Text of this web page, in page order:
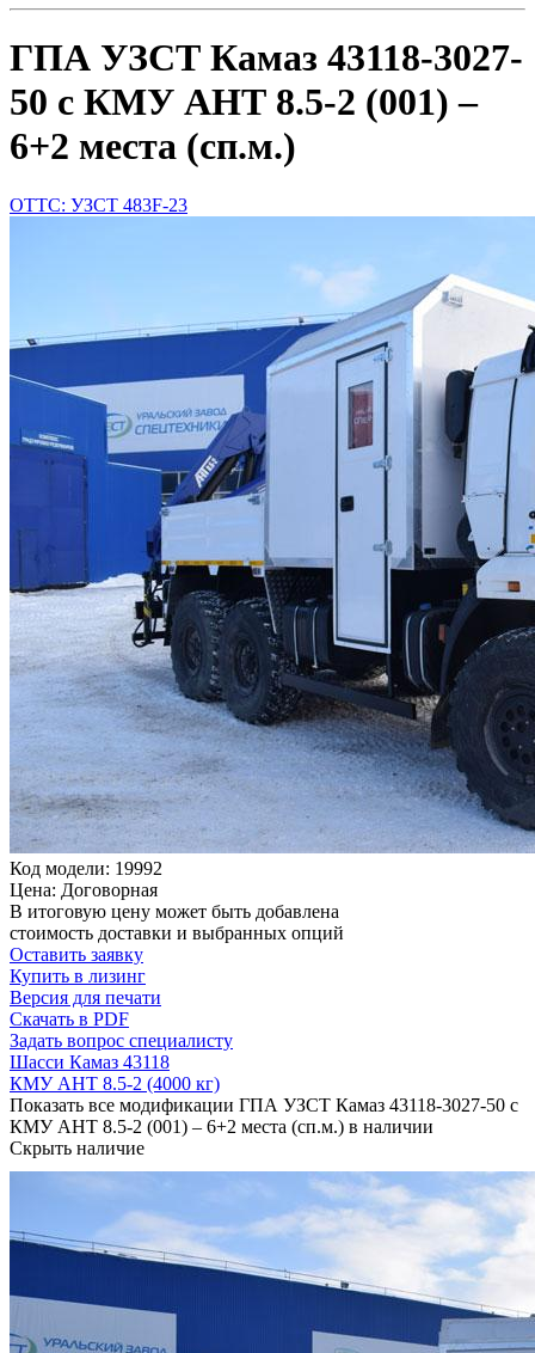
ГПА УЗСТ Камаз 43118-3027-
50 с КМУ АНТ 8.5-2 (001) –
6+2 места (сп.м.)
ОТТС: УЗСТ 483F-23
Код модели: 19992
Цена: Договорная
В итоговую цену может быть добавлена
стоимость доставки и выбранных опций
Оставить заявку
Купить в лизинг
Версия для печати
Скачать в PDF
Задать вопрос специалисту
Шасси Камаз 43118
КМУ АНТ 8.5-2 (4000 кг)
Показать все модификации ГПА УЗСТ Камаз 43118-3027-50 с
КМУ АНТ 8.5-2 (001) – 6+2 места (сп.м.) в наличии
Скрыть наличие